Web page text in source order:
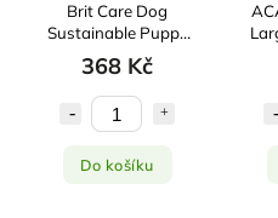
Brit Care Dog
Sustainable Puppy
3kg
368 Kč
Do košíku